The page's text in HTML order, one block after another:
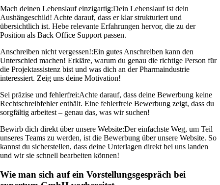
Mach deinen Lebenslauf einzigartig:Dein Lebenslauf ist dein
Aushängeschild! Achte darauf, dass er klar strukturiert und
übersichtlich ist. Hebe relevante Erfahrungen hervor, die zu der
Position als Back Office Support passen.
Anschreiben nicht vergessen!:Ein gutes Anschreiben kann den
Unterschied machen! Erkläre, warum du genau die richtige Person für
die Projektassistenz bist und was dich an der Pharmaindustrie
interessiert. Zeig uns deine Motivation!
Sei präzise und fehlerfrei:Achte darauf, dass deine Bewerbung keine
Rechtschreibfehler enthält. Eine fehlerfreie Bewerbung zeigt, dass du
sorgfältig arbeitest – genau das, was wir suchen!
Bewirb dich direkt über unsere Website:Der einfachste Weg, um Teil
unseres Teams zu werden, ist die Bewerbung über unsere Website. So
kannst du sicherstellen, dass deine Unterlagen direkt bei uns landen
und wir sie schnell bearbeiten können!
Wie man sich auf ein Vorstellungsgespräch bei